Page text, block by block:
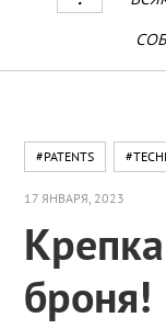
#PATENTS
17 ЯНВАРЯ, 2023
броня!